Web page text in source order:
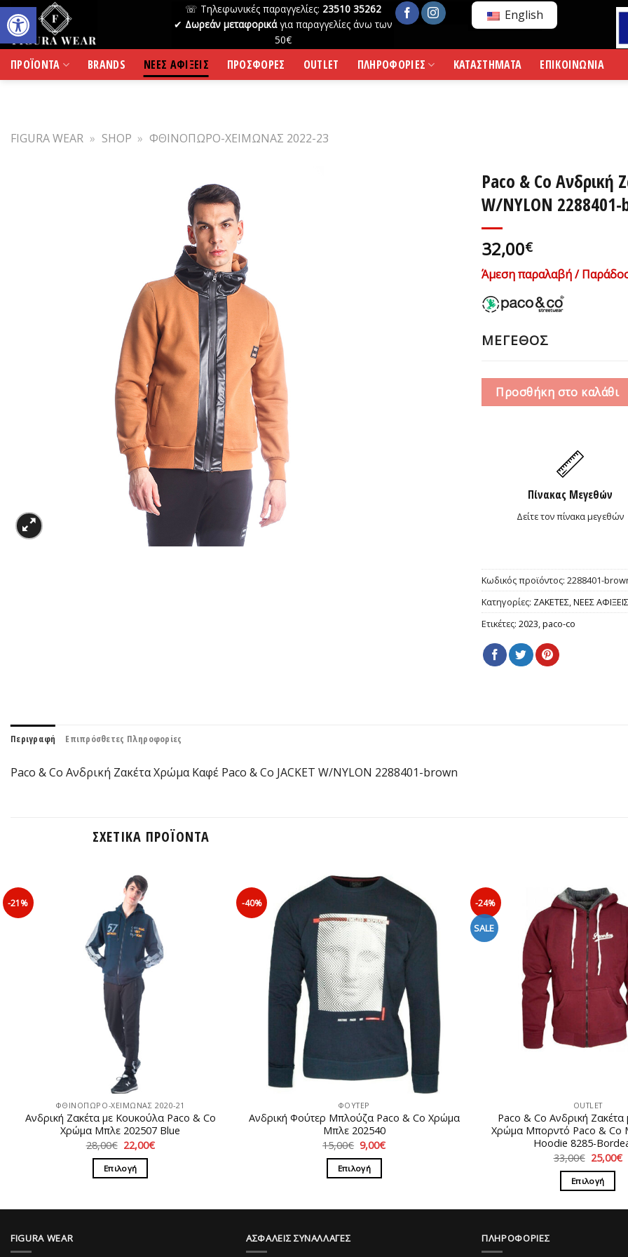
Skip
to
content
☏ Τηλεφωνικές παραγγελίες: 23510 35262
✔ Δωρεάν μεταφορικάγια παραγγελίες άνω των
50€
English
ΠΡΟΪΟΝΤΑ BRANDS ΝΕΕΣ ΑΦΙΞΕΙΣ ΠΡΟΣΦΟΡΕΣ OUTLET ΠΛΗΡΟΦΟΡΙΕΣ ΚΑΤΑΣΤΗΜΑΤΑ ΕΠΙΚΟΙΝΩΝΙΑ
FIGURA WEAR » SHOP » ΦΘΙΝΟΠΩΡΟ-ΧΕΙΜΩΝΑΣ 2022-23
Paco & Co Ανδρική
W/NYLON
32,00€
Άμεση παραλαβή /
ΜΕΓΕΘΟΣ
Προσθήκη στο καλάθι
Πίνακας Μεγεθών
Δείτε τον πίνακα μεγεθών
Κωδικός προϊόντος: 2288401-
Κατηγορίες: ΖΑΚΕΤΕΣ,ΝΕΕΣ ΑΦΙΞΕΙΣ
Ετικέτες: 2023,paco-co
Περιγραφή Επιπρόσθετες Πληροφορίες
Paco & Co Ανδρική Ζακέτα Χρώμα Καφέ Paco & Co JACKET W/NYLON 2288401-brown
ΣΧΕΤΙΚΆ ΠΡΟΪΌΝΤΑ
-21%
ΦΘΙΝΟΠΩΡΟ-ΧΕΙΜΩΝΑΣ 2020-21
Ανδρική Ζακέτα με Κουκούλα Paco & Co
Χρώμα Μπλε 202507 Blue
28,00€ Original
price
was:
28,00€.
22,00€Η
Επιλογή
-40%
ΦΟΥΤΕΡ
Ανδρική Φούτερ Μπλούζα Paco & Co Χρώμα
Μπλε 202540
15,00€ Original
price
was:
15,00€.
9,00€Η
Επιλογή
-24%
SALE
OUTLET
Paco & Co Ανδρική Ζακέτα
Χρώμα Μπορντό Paco & Co
Hoodie 8285-
33,00€ Original
price
was:
33,00€.
25,00€
Επιλογή
FIGURA WEAR ΑΣΦΑΛΕΙΣ ΣΥΝΑΛΛΑΓΕΣ ΠΛΗΡΟΦΟΡΙΕΣ